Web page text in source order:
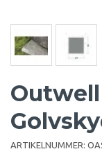
ARTIKELNUMMER: